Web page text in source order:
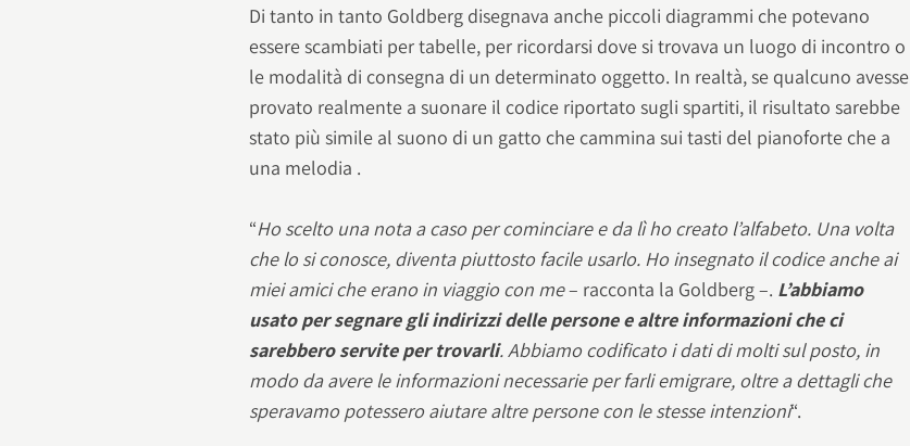
Di tanto in tanto Goldberg disegnava anche piccoli diagrammi che potevano
essere scambiati per tabelle, per ricordarsi dove si trovava un luogo di incontro o
le modalità di consegna di un determinato oggetto. In realtà, se qualcuno avesse
provato realmente a suonare il codice riportato sugli spartiti, il risultato sarebbe
stato più simile al suono di un gatto che cammina sui tasti del pianoforte che a
una melodia .
“Ho scelto una nota a caso per cominciare e da lì ho creato l’alfabeto. Una volta
che lo si conosce, diventa piuttosto facile usarlo. Ho insegnato il codice anche ai
miei amici che erano in viaggio con me– racconta la Goldberg –. L’abbiamo
usato per segnare gli indirizzi delle persone e altre informazioni che ci
sarebbero servite per trovarli. Abbiamo codificato i dati di molti sul posto, in
modo da avere le informazioni necessarie per farli emigrare, oltre a dettagli che
speravamo potessero aiutare altre persone con le stesse intenzioni“.